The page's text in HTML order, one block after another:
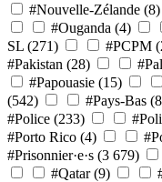
#Nouvelle-Zélande (8)
#Ouganda (4)
SL (271) #PCPM
#Pakistan (28)
#Papouasie (15)
(542)
#Pays-Bas
#Police (233)
#Porto Rico (4)
#Prisonnier·e·s (3 679)
#Qatar (9)